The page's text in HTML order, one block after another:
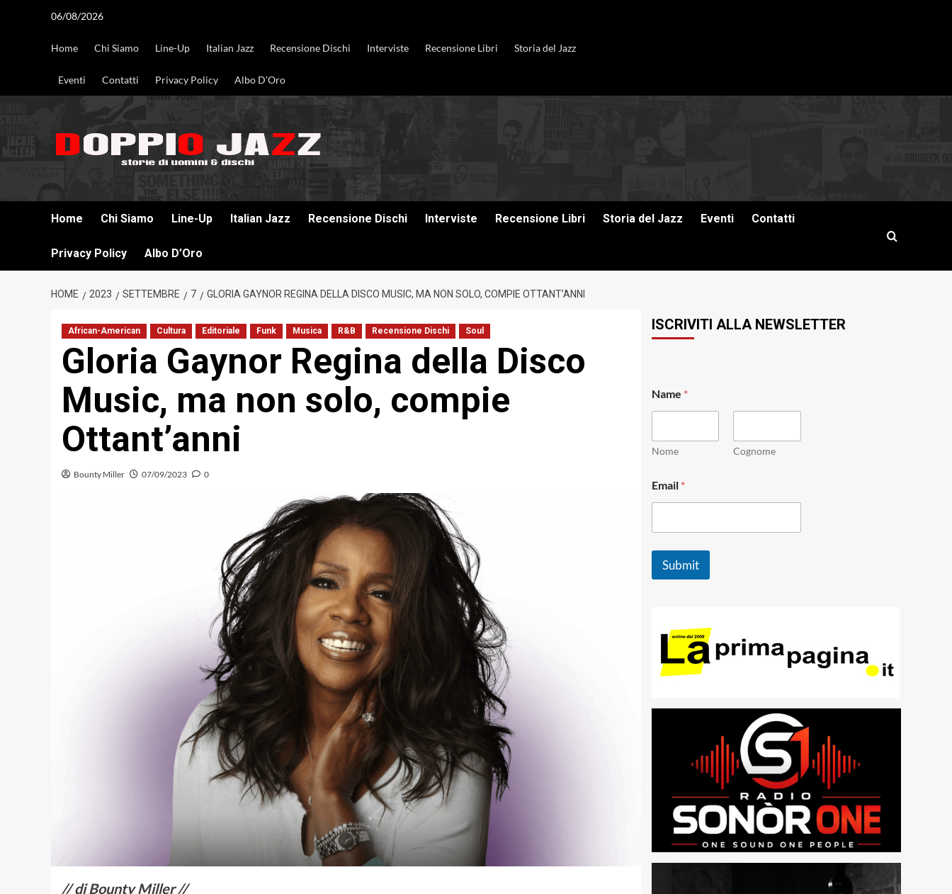
06/08/2026
Home Chi Siamo Line-Up Italian Jazz Recensione Dischi Interviste Recensione Libri Storia del Jazz
Eventi Contatti Privacy Policy Albo D’Oro
Home Chi Siamo Line-Up Italian Jazz Recensione Dischi Interviste Recensione Libri Storia del Jazz Eventi Contatti
Privacy Policy Albo D’Oro
HOME 2023 SETTEMBRE 7 GLORIA GAYNOR REGINA DELLA DISCO MUSIC, MA NON SOLO, COMPIE OTTANT’ANNI
African-American Cultura Editoriale Funk Musica R&B Recensione Dischi Soul
Gloria Gaynor Regina della Disco
Music, ma non solo, compie
Ottant’anni
Bounty Miller 07/09/2023 0
// di Bounty Miller //
ISCRIVITI ALLA NEWSLETTER
Name *
Nome Cognome
m
a
l
m
i
Email *
Submit